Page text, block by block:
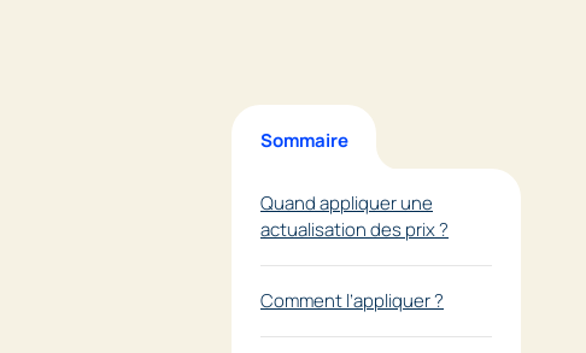
Sommaire
Quand appliquer une
actualisation des prix ?
Comment l’appliquer ?